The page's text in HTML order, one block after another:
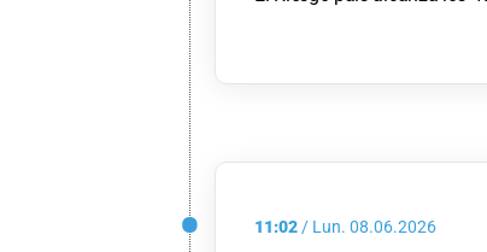
11:02/ Lun. 08.06.2026